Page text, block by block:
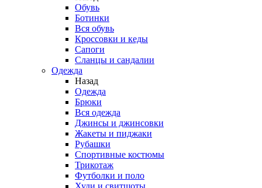
Обувь
Ботинки
Вся обувь
Кроссовки и кеды
Сапоги
Сланцы и сандалии
Одежда
Назад
Одежда
Брюки
Вся одежда
Джинсы и джинсовки
Жакеты и пиджаки
Рубашки
Спортивные костюмы
Трикотаж
Футболки и поло